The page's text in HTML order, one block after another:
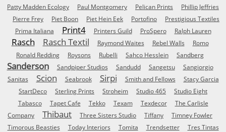
Patty Madden Ecology
Paul Montgomery Pelican Prints
Phillip Jeffries
Pierre Frey
Piet Boon Piet Hein Eek Portofino
Prestigious Textiles
Prima Italiana
Print4 Printers Guild ProSpero Ralph Lauren
Rasch Rasch Textil Raymond Waites Rebel Walls
Romo
Ronald Redding
Roysons Rubelli Sahco Hesslein Sandberg
Sanderson Sandpiper Studios Sandudd Sangetsu
Sangiorgio
Sanitas
Scion Seabrook Sirpi Smith and Fellows
Stacy Garcia
StartDeco
Sterling Prints Stroheim Studio 465
Studio Eight
Tabasco
Tapet Cafe Tekko Texam Texdecor
The Carlisle
Company
Thibaut Three Sisters Studio Tiffany
Timney Fowler
Timorous Beasties
Today Interiors Tomita Trendsetter
Tres Tintas